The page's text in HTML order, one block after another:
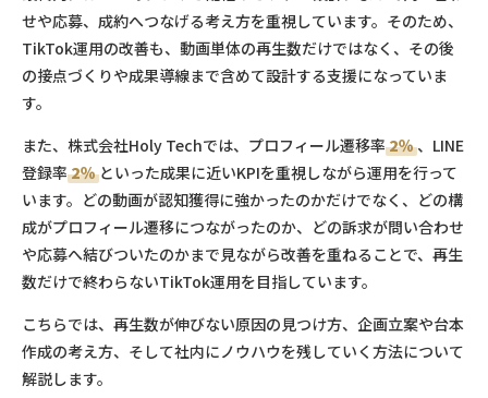
せや応募、成約へつなげる考え方を重視しています。そのため、
TikTok運用の改善も、動画単体の再生数だけではなく、その後
の接点づくりや成果導線まで含めて設計する支援になっていま
す。
また、株式会社Holy Techでは、プロフィール遷移率 2％ 、LINE
登録率 2％ といった成果に近いKPIを重視しながら運用を行って
います。どの動画が認知獲得に強かったのかだけでなく、どの構
成がプロフィール遷移につながったのか、どの訴求が問い合わせ
や応募へ結びついたのかまで見ながら改善を重ねることで、再生
数だけで終わらないTikTok運用を目指しています。
こちらでは、再生数が伸びない原因の見つけ方、企画立案や台本
作成の考え方、そして社内にノウハウを残していく方法について
解説します。